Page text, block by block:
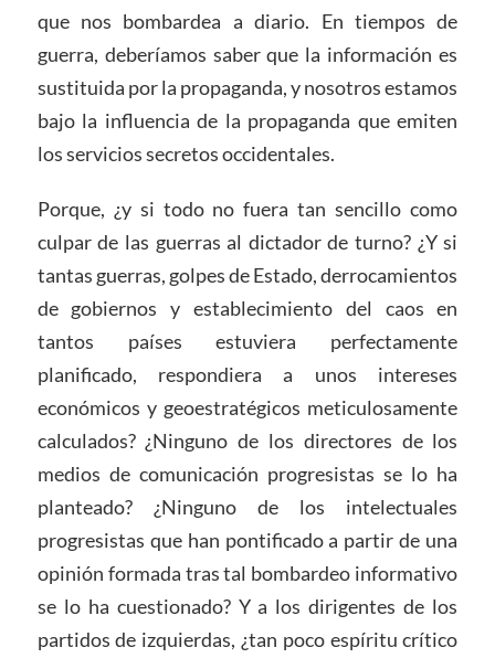
que nos bombardea a diario. En tiempos de
guerra, deberíamos saber que la información es
sustituida por la propaganda, y nosotros estamos
bajo la influencia de la propaganda que emiten
los servicios secretos occidentales.
Porque, ¿y si todo no fuera tan sencillo como
culpar de las guerras al dictador de turno? ¿Y si
tantas guerras, golpes de Estado, derrocamientos
de gobiernos y establecimiento del caos en
tantos países estuviera perfectamente
planificado, respondiera a unos intereses
económicos y geoestratégicos meticulosamente
calculados? ¿Ninguno de los directores de los
medios de comunicación progresistas se lo ha
planteado? ¿Ninguno de los intelectuales
progresistas que han pontificado a partir de una
opinión formada tras tal bombardeo informativo
se lo ha cuestionado? Y a los dirigentes de los
partidos de izquierdas, ¿tan poco espíritu crítico